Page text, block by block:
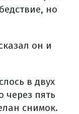
но
он и
в двух
через пять
снимок.